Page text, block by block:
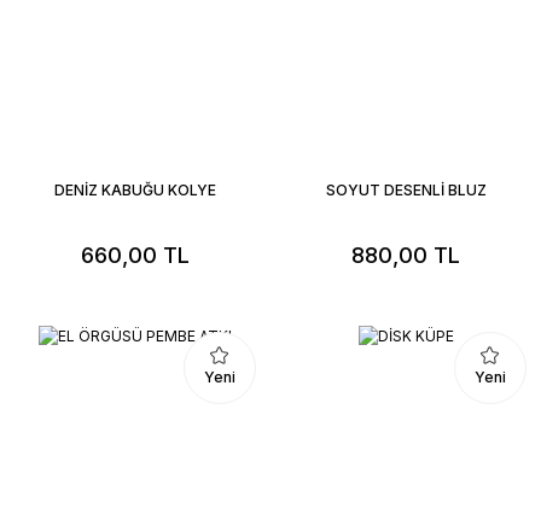
DENİZ KABUĞU KOLYE
660,00 TL
SOYUT DESENLİ BLUZ
880,00 TL
Yeni Yeni